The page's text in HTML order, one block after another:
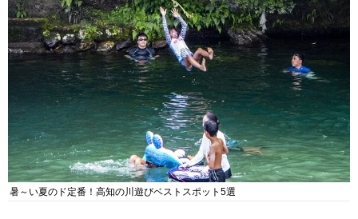
暑～い夏のド定番！高知の川遊びベストスポット5選